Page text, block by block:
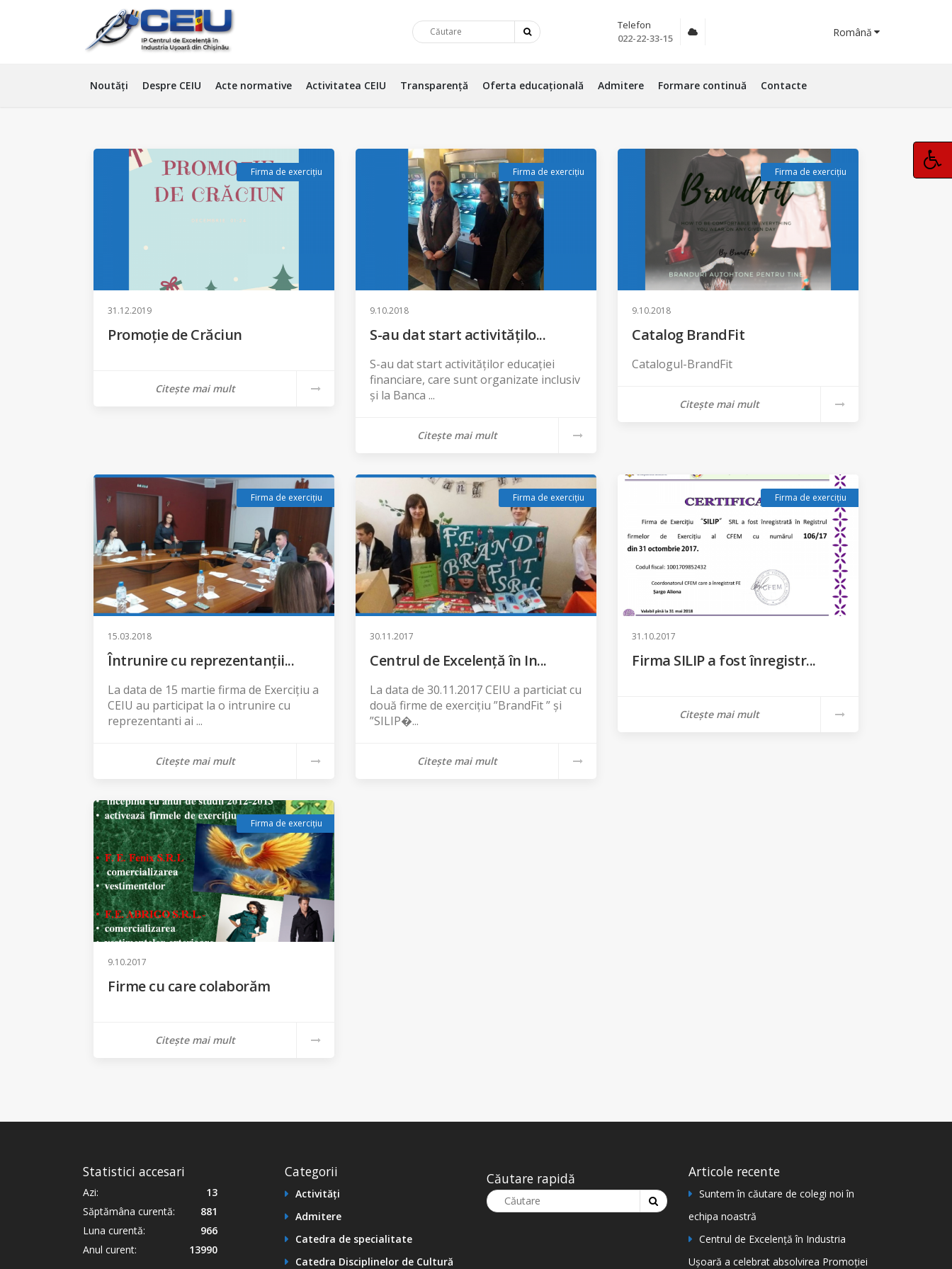
Telefon
022-22-33-15
Română
Noutăți Despre CEIU Acte normative Activitatea CEIU Transparență Oferta educațională Admitere Formare continuă Contacte
Firma de exercițiu
31.12.2019
Promoție de Crăciun
Citește mai mult
Firma de exercițiu
9.10.2018
S-au dat start activitățilo...
S-au dat start activităților educației
financiare, care sunt organizate inclusiv
şi la Banca ...
Citește mai mult
Firma de exercițiu
9.10.2018
Catalog BrandFit
Catalogul-BrandFit
Citește mai mult
Firma de exercițiu
15.03.2018
Întrunire cu reprezentanții...
La data de 15 martie firma de Exercițiu a
CEIU au participat la o intrunire cu
reprezentanti ai ...
Citește mai mult
Firma de exercițiu
30.11.2017
Centrul de Excelență în In...
La data de 30.11.2017 CEIU a particiat cu
două firme de exercițiu ”BrandFit ” și
”SILIP�...
Citește mai mult
Firma de exercițiu
31.10.2017
Firma SILIP a fost înregistr...
Citește mai mult
Firma de exercițiu
9.10.2017
Firme cu care colaborăm
Citește mai mult
Statistici accesari
Azi:
13
Săptămâna curentă:
881
Luna curentă:
966
Anul curent:
13990
Categorii
Activități
Admitere
Catedra de specialitate
Catedra Disciplinelor de Cultură
Căutare rapidă Articole recente
Suntem în căutare de colegi noi în
echipa noastră
Centrul de Excelență în Industria
Ușoară a celebrat absolvirea Promoției